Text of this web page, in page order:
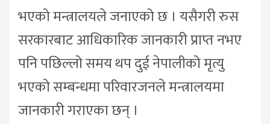
भएको मन्त्रालयले जनाएको छ । यसैगरी रुस
सरकारबाट आधिकारिक जानकारी प्राप्त नभए
पनि पछिल्लो समय थप दुई नेपालीको मृत्यु
भएको सम्बन्धमा परिवारजनले मन्त्रालयमा
जानकारी गराएका छन् ।